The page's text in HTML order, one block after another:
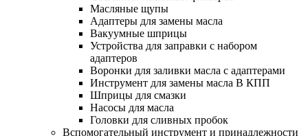
Масляные щупы
Адаптеры для замены масла
Вакуумные шприцы
Устройства для заправки с набором
адаптеров
Воронки для заливки масла с адаптерами
Инструмент для замены масла В КПП
Шприцы для смазки
Насосы для масла
Головки для сливных пробок
Вспомогательный инструмент и принадлежности